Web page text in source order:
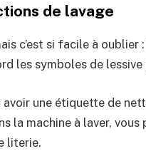
de lavage
c’est si facile à
les symboles de
une étiquette de
la machine à laver,
literie.